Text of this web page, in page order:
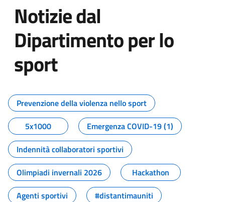
Notizie dal
Dipartimento per lo
sport
Tutti i contenuti della pagina
Prevenzione della violenza nello sport
5x1000
Emergenza COVID-19 (1)
Indennità collaboratori sportivi
Olimpiadi invernali 2026
Hackathon
Agenti sportivi
#distantimauniti